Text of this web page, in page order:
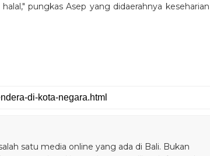
pungkas Asep yang didaerahnya keseharian
satu media online yang ada di Bali. Bukan